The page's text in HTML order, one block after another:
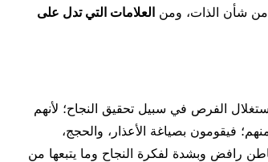
من شأن الذات، ومن العلامات التي تدل على
الفرص في سبيل تحقيق النجاح؛ لأنهم
فيقومون بصياغة الأعذار، والحجج،
رافض وبشدة لفكرة النجاح وما يتبعها من